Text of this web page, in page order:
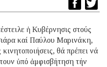
ἡ Κυβέρνησις στούς
καί Παύλου Μαρινάκη,
θά πρέπει νά
ὑπό ἀμφισβήτηση τήν